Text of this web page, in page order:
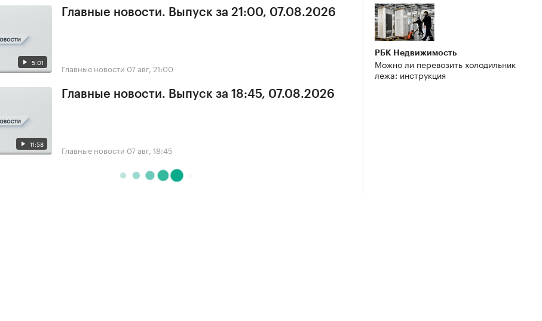
5:01
Главные новости. Выпуск за 21:00, 07.08.2026
Главные новости 07 авг, 21:00
11:58
Главные новости. Выпуск за 18:45, 07.08.2026
Главные новости 07 авг, 18:45
РБК Недвижимость
Можно ли перевозить холодильник
лежа: инструкция